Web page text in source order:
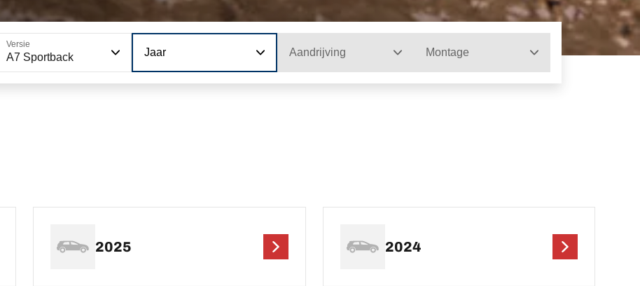
Versie
A7 Sportback Jaar Aandrijving Montage
2025 2024